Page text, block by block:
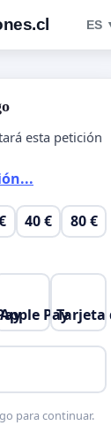
ES
esta petición
40 € 80 €
Apple PayTarjeta
para continuar.